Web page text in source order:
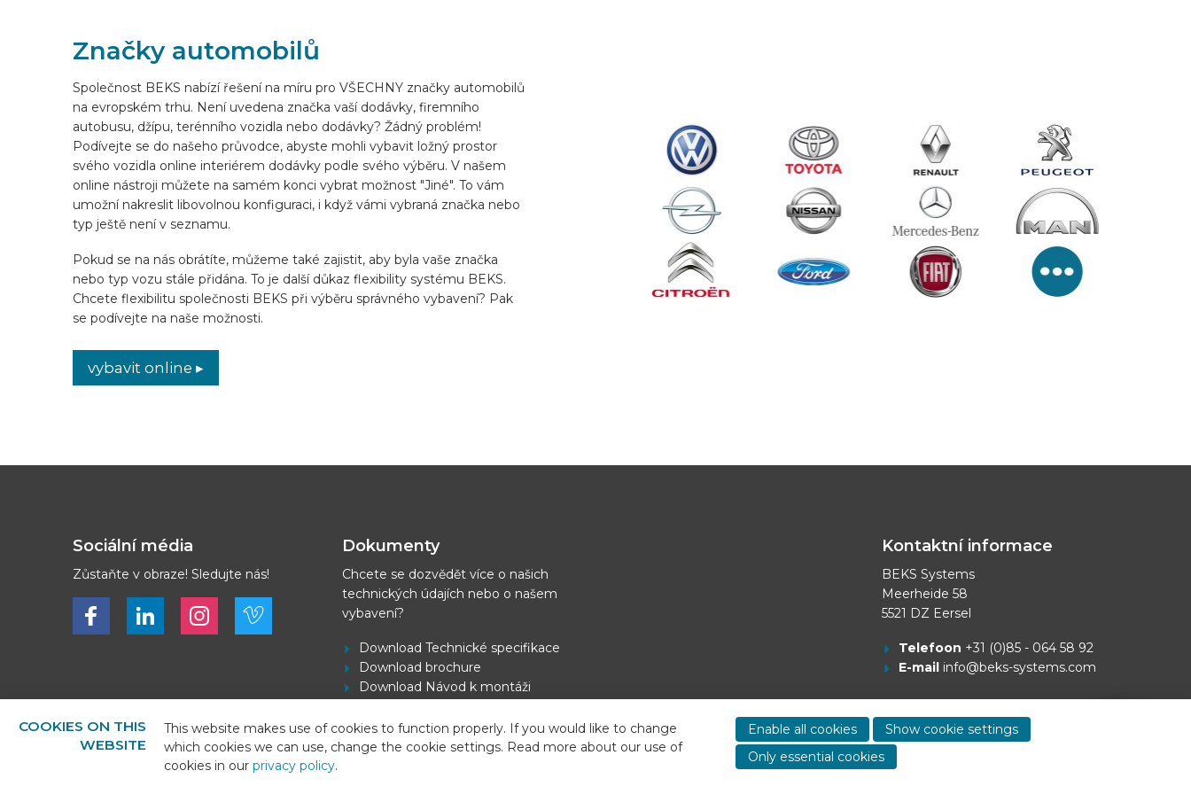
VYBAVIT ONLINE
CS
Značky automobilů
Společnost BEKS nabízí řešení na míru pro VŠECHNY značky automobilů
na evropském trhu. Není uvedena značka vaší dodávky, firemního
autobusu, džípu, terénního vozidla nebo dodávky? Žádný problém!
Podívejte se do našeho průvodce, abyste mohli vybavit ložný prostor
svého vozidla online interiérem dodávky podle svého výběru. V našem
online nástroji můžete na samém konci vybrat možnost "Jiné". To vám
umožní nakreslit libovolnou konfiguraci, i když vámi vybraná značka nebo
typ ještě není v seznamu.
Pokud se na nás obrátíte, můžeme také zajistit, aby byla vaše značka
nebo typ vozu stále přidána. To je další důkaz flexibility systému BEKS.
Chcete flexibilitu společnosti BEKS při výběru správného vybavení? Pak
se podívejte na naše možnosti.
vybavit online ▸
Sociální média
Zůstaňte v obraze! Sledujte nás!
Bekijk ons op FacebookBekijk ons op LinkedInBekijk ons op LinkedInBekijk ons op Vimeo
Dokumenty
Chcete se dozvědět více o našich
technických údajích nebo o našem
vybavení?
Download Technické specifikace
Download brochure
Download Návod k montáži
Kontaktní informace
BEKS Systems
Meerheide 58
5521 DZ Eersel
Telefoon +31 (0)85 - 064 58 92
E-mail info@beks-systems.com
COOKIES ON THIS
WEBSITE
This website makes use of cookies to function properly. If you would like to change
which cookies we can use, change the cookie settings. Read more about our use of
cookies in our privacy policy.
Enable all cookies
Show cookie settings
Only essential cookies